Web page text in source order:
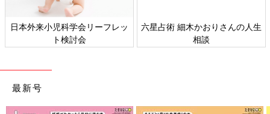
日本外来小児科学会リーフレッ
ト検討会
六星占術 細木かおりさんの人生
相談
最新号